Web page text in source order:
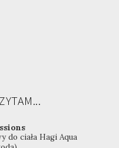
do ciała Hagi Aqua